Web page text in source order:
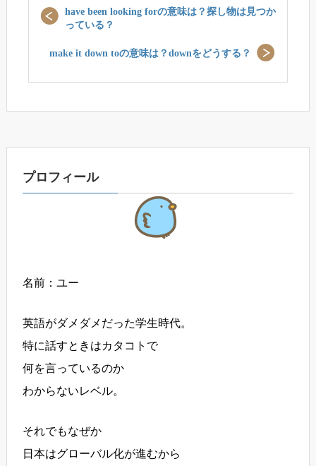
have been looking forの意味は？探し物は見つか
っている？
make it down toの意味は？downをどうする？
プロフィール
名前：ユー
英語がダメダメだった学生時代。
特に話すときはカタコトで
何を言っているのか
わからないレベル。
それでもなぜか
日本はグローバル化が進むから